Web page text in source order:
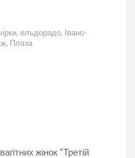
, ельдорадо, Івано-
, Плаза
жінок “Третій